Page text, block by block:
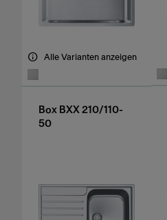
Alle Varianten anzeigen
Box BXX 210/110-
50